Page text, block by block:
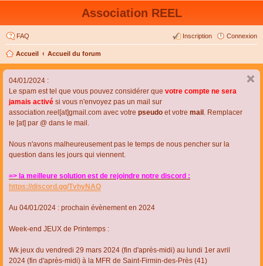
Association REEL
FAQ Connexion
Inscription
Accueil Accueil du forum
04/01/2024 :
Le spam est tel que vous pouvez considérer que votre compte ne sera
jamais activé si vous n'envoyez pas un mail sur
association.reel[at]gmail.com avec votre pseudo et votre mail . Remplacer
le [at] par @ dans le mail.
Nous n'avons malheureusement pas le temps de nous pencher sur la
question dans les jours qui viennent.
=> la meilleure solution est de rejoindre notre discord :
https://discord.gg/TvhyNAQ
Au 04/01/2024 : prochain évènement en 2024
Week-end JEUX de Printemps :
Wk jeux du vendredi 29 mars 2024 (fin d'après-midi) au lundi 1er avril
2024 (fin d'après-midi) à la MFR de Saint-Firmin-des-Près (41)